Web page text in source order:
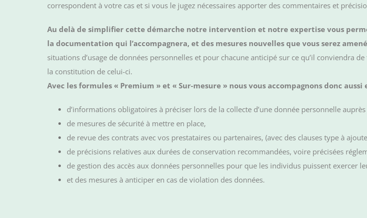
correspondent à votre cas et si vous le jugez nécessaires apporter des commentaires et
Au delà de simplifier cette démarche notre intervention et notre expertise vous
la documentation qui l’accompagnera, et des mesures nouvelles que vous serez
situations d’usage de données personnelles et pour chacune anticipé sur ce qu’il conviendra
la constitution de celui-ci.
Avec les formules « Premium » et « Sur-mesure » nous vous accompagnons donc aussi
d’informations obligatoires à préciser lors de la collecte d’une donnée personnelle
de mesures de sécurité à mettre en place,
de revue des contrats avec vos prestataires ou partenaires, (avec des clauses type à
de précisions relatives aux durées de conservation recommandées, voire précisées
de gestion des accès aux données personnelles pour que les individus puissent exercer
et des mesures à anticiper en cas de violation des données.